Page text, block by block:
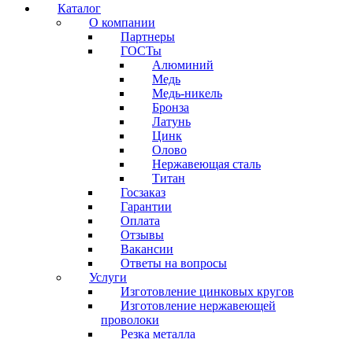
Каталог
О компании
Партнеры
ГОСТы
Алюминий
Медь
Медь-никель
Бронза
Латунь
Цинк
Олово
Нержавеющая сталь
Титан
Госзаказ
Гарантии
Оплата
Отзывы
Вакансии
Ответы на вопросы
Услуги
Изготовление цинковых кругов
Изготовление нержавеющей
проволоки
Резка металла